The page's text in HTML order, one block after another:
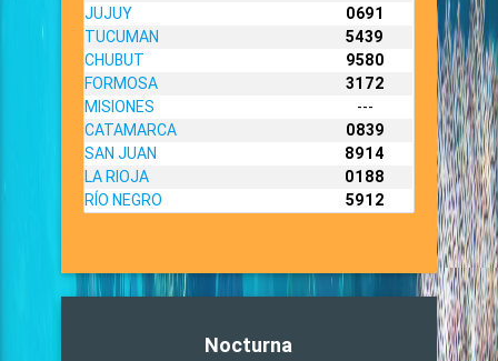
JUJUY
0691
TUCUMAN
5439
CHUBUT
9580
FORMOSA
3172
MISIONES
---
CATAMARCA
0839
SAN JUAN
8914
LA RIOJA
0188
RÍO NEGRO
5912
Nocturna